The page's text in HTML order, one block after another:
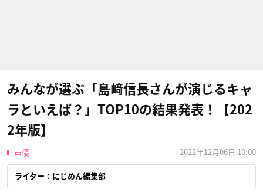
みんなが選ぶ「島﨑信長さんが演じるキャ
ラといえば？」TOP10の結果発表！【202
2年版】
声優 2022年12月06日 10:00
ライター：にじめん編集部